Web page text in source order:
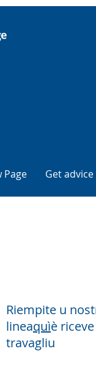
Page Get advice
Riempite u
lineaquìè
travagliu